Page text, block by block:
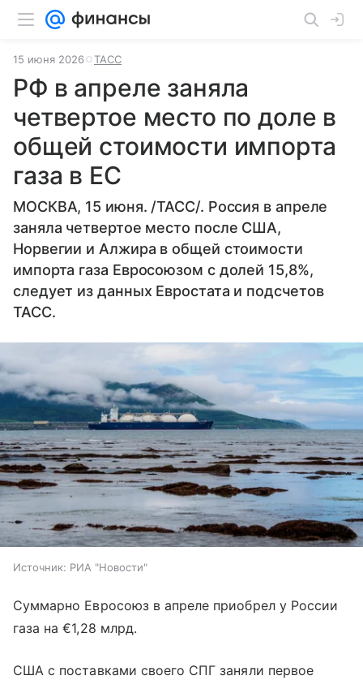
15 июня 2026 ТАСС
РФ в апреле заняла
четвертое место по доле в
общей стоимости импорта
газа в ЕС
МОСКВА, 15 июня. /ТАСС/. Россия в апреле
заняла четвертое место после США,
Норвегии и Алжира в общей стоимости
импорта газа Евросоюзом с долей 15,8%,
следует из данных Евростата и подсчетов
ТАСС.
Источник: РИА "Новости"
Суммарно Евросоюз в апреле приобрел у России
газа на €1,28 млрд.
США с поставками своего СПГ заняли первое